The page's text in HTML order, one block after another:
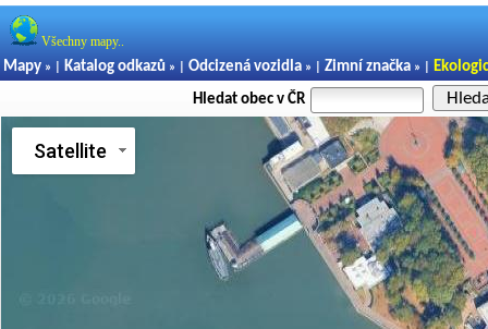
Všechny mapy..
Mapy » | Katalog odkazů » | Odcizená vozidla » | Zimní značka » |
Hledat obec v ČR
Satellite